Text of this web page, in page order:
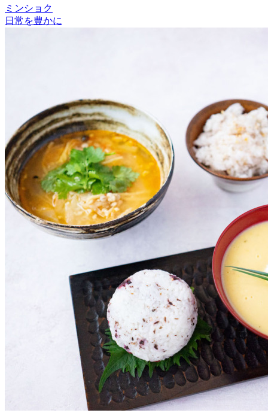
ミンショク
日常を豊かに